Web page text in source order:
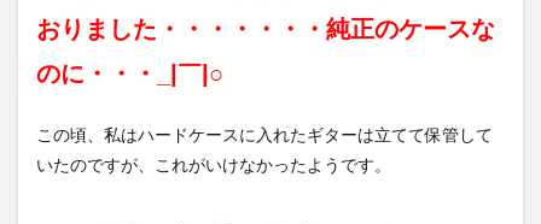
おりました・・・・・・・純正のケースな
のに・・
・_|￣|○
この頃、私はハードケースに入れたギターは立てて保管して
いたのですが、これがいけなかったようです。